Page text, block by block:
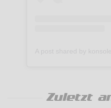
Zuletzt